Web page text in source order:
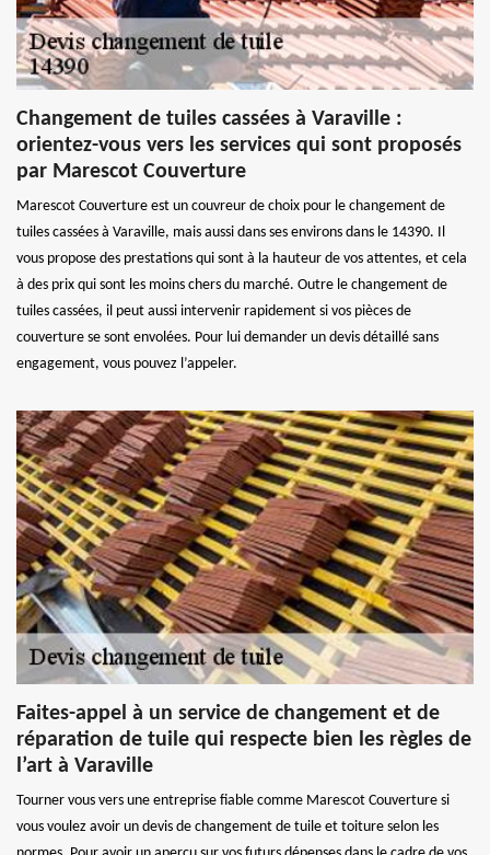
Changement de tuiles cassées à Varaville :
orientez-vous vers les services qui sont proposés
par Marescot Couverture
Marescot Couverture est un couvreur de choix pour le changement de
tuiles cassées à Varaville, mais aussi dans ses environs dans le 14390. Il
vous propose des prestations qui sont à la hauteur de vos attentes, et cela
à des prix qui sont les moins chers du marché. Outre le changement de
tuiles cassées, il peut aussi intervenir rapidement si vos pièces de
couverture se sont envolées. Pour lui demander un devis détaillé sans
engagement, vous pouvez l’appeler.
Faites-appel à un service de changement et de
réparation de tuile qui respecte bien les règles de
l’art à Varaville
Tourner vous vers une entreprise fiable comme Marescot Couverture si
vous voulez avoir un devis de changement de tuile et toiture selon les